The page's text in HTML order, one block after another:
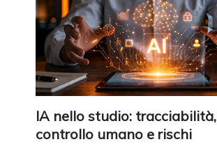
IA nello studio: tracciabilità,
controllo umano e rischi